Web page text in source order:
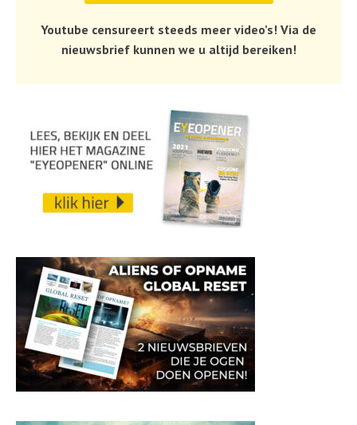
Youtube censureert steeds meer video’s! Via de
nieuwsbrief kunnen we u altijd bereiken!